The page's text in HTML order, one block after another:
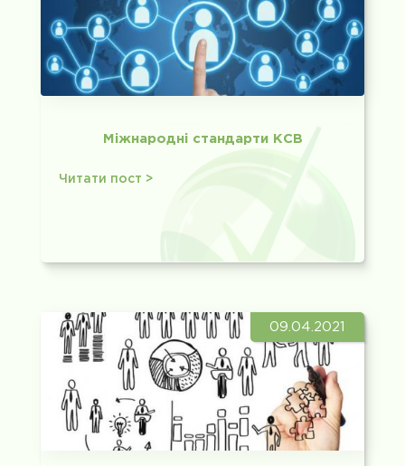
Міжнародні стандарти КСВ
Читати пост >
09.04.2021